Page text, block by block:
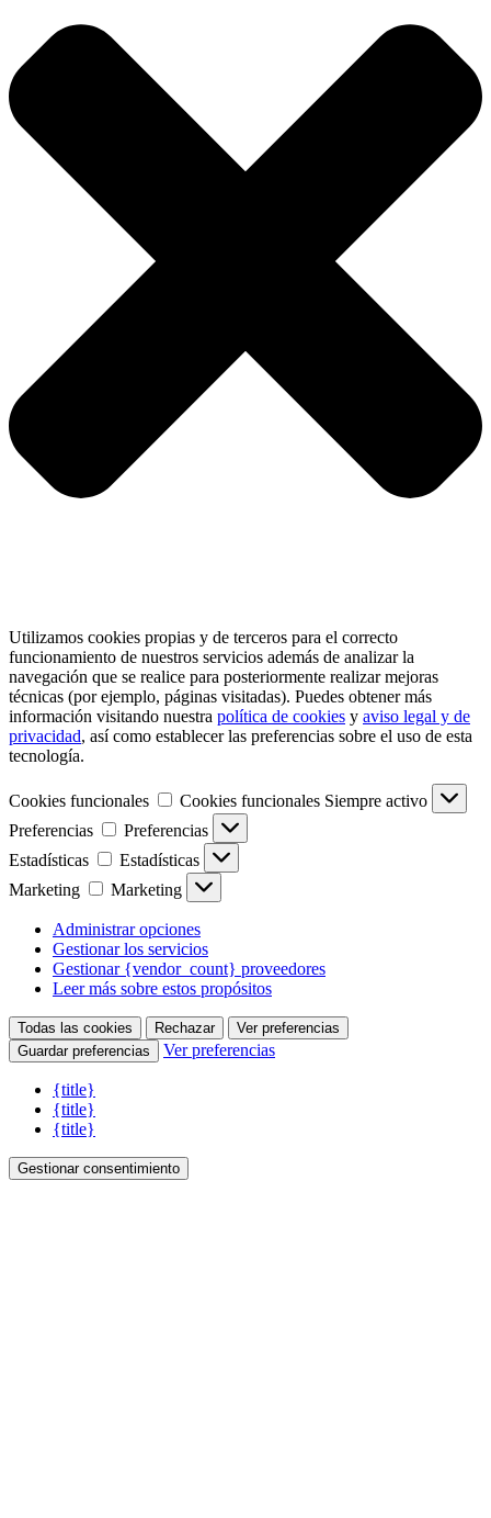
Utilizamos cookies propias y de terceros para el correcto
funcionamiento de nuestros servicios además de analizar la
navegación que se realice para posteriormente realizar mejoras
técnicas (por ejemplo, páginas visitadas). Puedes obtener más
información visitando nuestra política de cookies y aviso legal y de
privacidad, así como establecer las preferencias sobre el uso de esta
tecnología.
Cookies funcionales Cookies funcionales Siempre activo
Preferencias
Preferencias
Estadísticas
Estadísticas
Marketing
Marketing
Administrar opciones
Gestionar los servicios
Gestionar {vendor_count} proveedores
Leer más sobre estos propósitos
Todas las cookies Rechazar
Ver preferencias
Guardar preferencias
Ver preferencias
{title}
{title}
{title}
Gestionar consentimiento